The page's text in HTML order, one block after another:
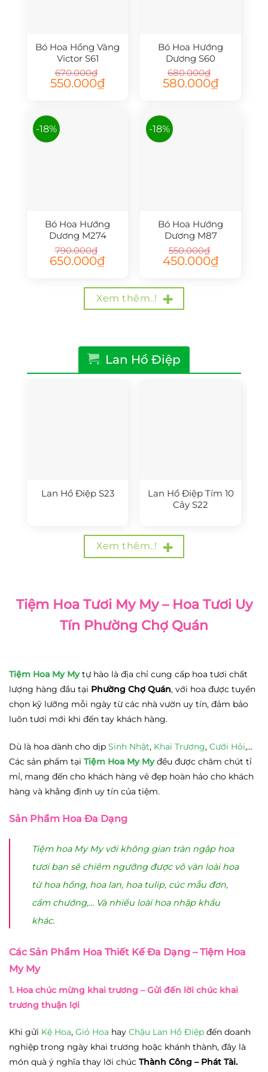
Bó Hoa Hồng Vàng
Victor S61
670.000₫
Giá
gốc
550.000₫Giá
Bó Hoa Hướng
Dương S60
680.000₫
Giá
gốc
580.000₫Giá
-18%
Bó Hoa Hướng
Dương M274
790.000₫
Giá
gốc
650.000₫Giá
650.000₫.
-18%
Bó Hoa Hướng
Dương M87
550.000₫
Giá
gốc
450.000₫Giá
Xem thêm..!
Lan Hồ Điệp
Lan Hồ Điệp S23
Lan Hồ Điệp Tím 10
Cây S22
Xem thêm..!
Tiệm Hoa Tươi My My – Hoa Tươi Uy
Tín Phường Chợ Quán
Tiệm Hoa My Mytự hào là địa chỉ cung cấp hoa tươi chất
lượng hàng đầu tại Phường Chợ Quán, với hoa được tuyển
chọn kỹ lưỡng mỗi ngày từ các nhà vườn uy tín, đảm bảo
luôn tươi mới khi đến tay khách hàng.
Dù là hoa dành cho dịp Sinh Nhật, Khai Trương, Cưới Hỏi,…
Các sản phẩm tại Tiệm Hoa My Myđều được chăm chút tỉ
mỉ, mang đến cho khách hàng vẻ đẹp hoàn hảo cho khách
hàng và khẳng định uy tín của tiệm.
Sản Phẩm Hoa Đa Dạng
Tiệm hoa My My với không gian tràn ngập hoa
tươi bạn sẽ chiêm ngưỡng được vô vàn loài hoa
từ hoa hồng, hoa lan, hoa tulip, cúc mẫu đơn,
cẩm chướng,… Và nhiều loài hoa nhập khẩu
khác.
Các Sản Phẩm Hoa Thiết Kế Đa Dạng – Tiệm Hoa
My My
1. Hoa chúc mừng khai trương – Gửi đến lời chúc khai
trương thuận lợi
Khi gửi Kệ Hoa, Giỏ Hoa hay Chậu Lan Hồ Điệp đến doanh
nghiệp trong ngày khai trương hoặc khánh thành, đây là
món quà ý nghĩa thay lời chúc Thành Công – Phát Tài.